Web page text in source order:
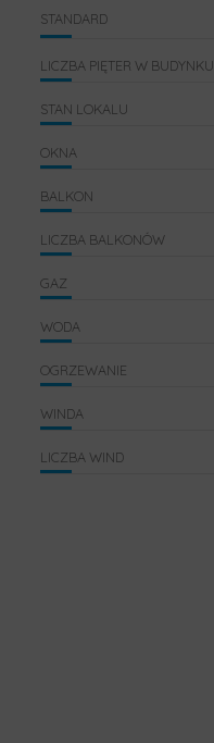
STANDARD
LICZBA PIĘTER W BUDYNKU
STAN LOKALU
OKNA
BALKON
LICZBA BALKONÓW
GAZ
WODA
OGRZEWANIE
WINDA
LICZBA WIND